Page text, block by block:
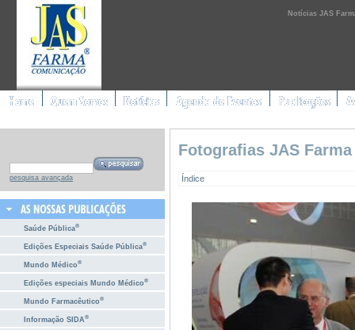
Notícias JAS
pesquisa avançada
Saúde Pública®
Edições Especiais Saúde Pública®
Mundo Médico®
Edições especiais Mundo Médico®
Mundo Farmacêutico®
Informação SIDA®
Fotografias JAS
Índice